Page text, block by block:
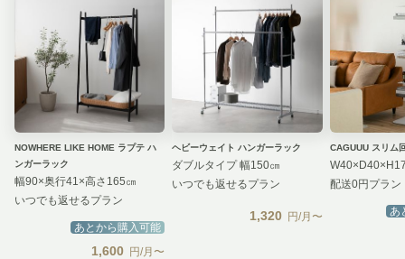
NOWHERE LIKE HOME ラプテ ハ
ンガーラック
幅90×奥行41×高さ165㎝
いつでも返せるプラン
あとから購入可能
1,600 円/月〜
ヘビーウェイト ハンガーラック
ダブルタイプ 幅150㎝
いつでも返せるプラン
1,320 円/月〜
CAGUUU スリム
配送0円プラン
あ